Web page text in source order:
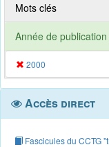
Mots clés
Année de publication
2000
Accès direct
Fascicules du CCTG